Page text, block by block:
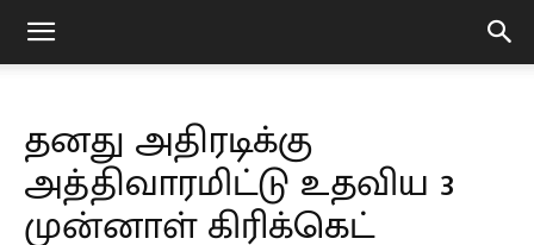
Vilaiyaddu
தனது அதிரடிக்கு
அத்திவாரமிட்டு உதவிய 3
முன்னாள் கிரிக்கெட்